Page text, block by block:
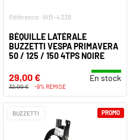
Référence: WB-4338
BÉQUILLE LATÉRALE
BUZZETTI VESPA PRIMAVERA
50 / 125 / 150 4TPS NOIRE
29,00 € En stock
32,00 € -9% REMISE
BUZZETTI PROMO